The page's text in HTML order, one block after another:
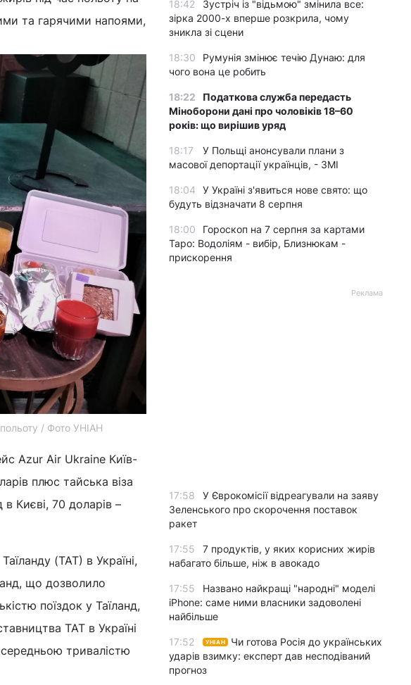
та гарячими напоями,
/ Фото УНІАН
Azur Air Ukraine Київ-
плюс тайська віза
в Києві, 70 доларів –
(ТАТ) в Україні,
що дозволило
поїздок у Таїланд,
ТАТ в Україні
середньою тривалістю
18:42
Зустріч із "відьмою" змінила все:
зірка 2000-х вперше розкрила, чому
зникла зі сцени
18:30
Румунія змінює течію Дунаю: для
чого вона це робить
18:22
Податкова служба передасть
Міноборони дані про чоловіків 18–60
років: що вирішив уряд
18:17
У Польщі анонсували плани з
масової депортації українців, - ЗМІ
18:04
У Україні з'явиться нове свято: що
будуть відзначати 8 серпня
18:00
Гороскоп на 7 серпня за картами
Таро: Водоліям - вибір, Близнюкам -
прискорення
Реклама
17:58
У Єврокомісії відреагували на заяву
Зеленського про скорочення поставок
ракет
17:55
7 продуктів, у яких корисних жирів
набагато більше, ніж в авокадо
17:55
Названо найкращі "народні" моделі
iPhone: саме ними власники задоволені
найбільше
17:52 УНІАН
Чи готова Росія до українських
ударів взимку: експерт дав несподіваний
прогноз